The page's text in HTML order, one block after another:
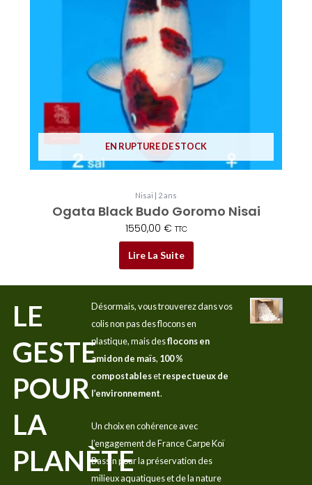
EN RUPTURE DE STOCK
Nisai | 2 ans
Ogata Black Budo Goromo Nisai
1550,00 € TTC
Lire La Suite
LE
GESTE
POUR
LA
PLANÈTE
Désormais, vous trouverez dans vos
colis non pas des flocons en
plastique, mais desflocons en
amidon de maïs, 100 %
compostablesetrespectueux de
l’environnement.
Un choix en cohérence avec
l’engagement de France Carpe Koï
Bassin pour la préservation des
milieux aquatiques et de la nature